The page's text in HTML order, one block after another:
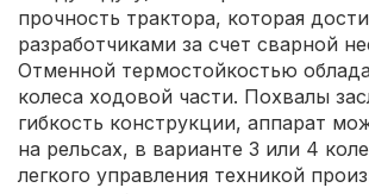
прочность трактора, которая
разработчиками за счет сварной
Отменной термостойкостью
колеса ходовой части. Похвалы
гибкость конструкции, аппарат
на рельсах, в варианте 3 или 4
легкого управления техникой